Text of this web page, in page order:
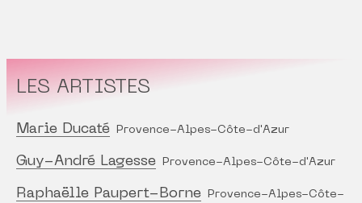
LES ARTISTES
Marie Ducaté Provence-Alpes-Côte-d'Azur
Guy-André Lagesse Provence-Alpes-Côte-d'Azur
Raphaëlle Paupert-Borne
Provence-Alpes-Côte-